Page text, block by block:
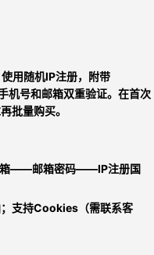
使用随机IP注册，附带
机号和邮箱双重验证。在首次
批量购买。
——邮箱密码——IP注册国
支持Cookies（需联系客